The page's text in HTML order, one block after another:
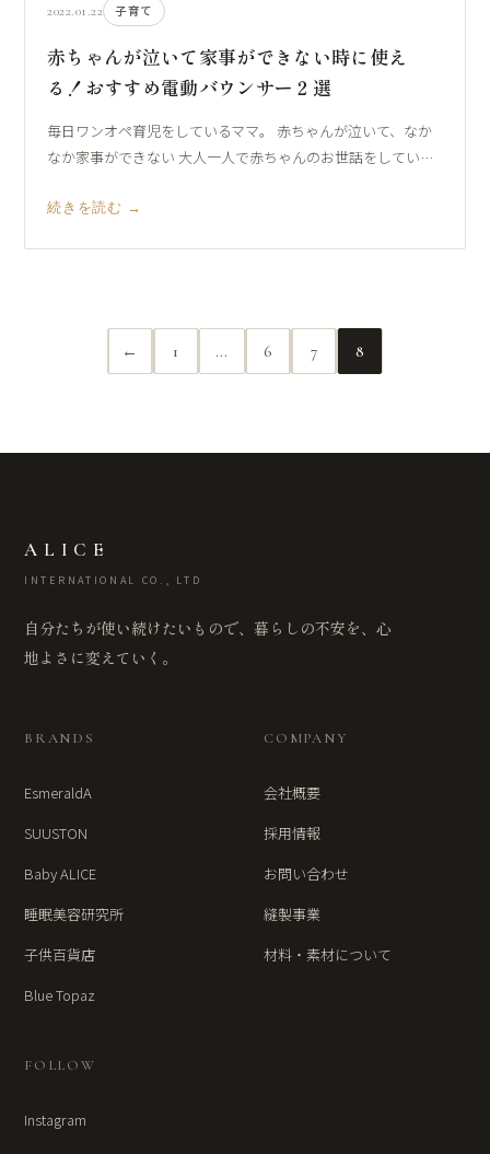
2022.01.22 子育て
赤ちゃんが泣いて家事ができない時に使え
る！おすすめ電動バウンサー２選
毎日ワンオペ育児をしているママ。 赤ちゃんが泣いて、なか
なか家事ができない 大人一人で赤ちゃんのお世話をしてい…
続きを読む →
← 1 … 6 7 8
ALICE
INTERNATIONAL CO., LTD
自分たちが使い続けたいもので、暮らしの不安を、心
地よさに変えていく。
BRANDS
EsmeraldA
SUUSTON
Baby ALICE
睡眠美容研究所
子供百貨店
Blue Topaz
COMPANY
会社概要
採用情報
お問い合わせ
縫製事業
材料・素材について
FOLLOW
Instagram